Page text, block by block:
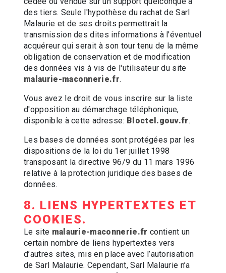
des tiers. Seule l'hypothèse du rachat de Sarl
Malaurie et de ses droits permettrait la
transmission des dites informations à l'éventuel
acquéreur qui serait à son tour tenu de la même
obligation de conservation et de modification
des données vis à vis de l'utilisateur du site
malaurie-maconnerie.fr.
Vous avez le droit de vous inscrire sur la liste
d'opposition au démarchage téléphonique,
disponible à cette adresse: Bloctel.gouv.fr.
Les bases de données sont protégées par les
dispositions de la loi du 1er juillet 1998
transposant la directive 96/9 du 11 mars 1996
relative à la protection juridique des bases de
données.
8. LIENS HYPERTEXTES ET
COOKIES.
Le site malaurie-maconnerie.fr contient un
certain nombre de liens hypertextes vers
d’autres sites, mis en place avec l’autorisation
de Sarl Malaurie. Cependant, Sarl Malaurie n’a